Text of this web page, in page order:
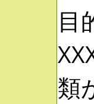
目
類